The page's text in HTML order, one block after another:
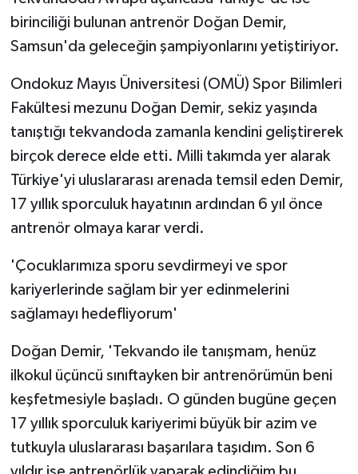
birinciliği bulunan antrenör Doğan Demir,
Samsun'da geleceğin şampiyonlarını yetiştiriyor.
Ondokuz Mayıs Üniversitesi (OMÜ) Spor Bilimleri
Fakültesi mezunu Doğan Demir, sekiz yaşında
tanıştığı tekvandoda zamanla kendini geliştirerek
birçok derece elde etti. Milli takımda yer alarak
Türkiye'yi uluslararası arenada temsil eden Demir,
17 yıllık sporculuk hayatının ardından 6 yıl önce
antrenör olmaya karar verdi.
'Çocuklarımıza sporu sevdirmeyi ve spor
kariyerlerinde sağlam bir yer edinmelerini
sağlamayı hedefliyorum'
Doğan Demir, 'Tekvando ile tanışmam, henüz
ilkokul üçüncü sınıftayken bir antrenörümün beni
keşfetmesiyle başladı. O günden bugüne geçen
17 yıllık sporculuk kariyerimi büyük bir azim ve
tutkuyla uluslararası başarılara taşıdım. Son 6